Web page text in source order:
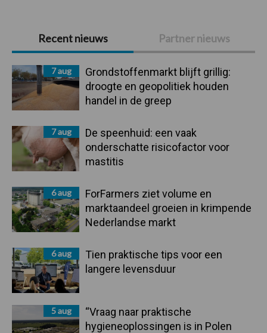
Primaire
Sidebar
Recent nieuws Partner nieuws
7 aug
Grondstoffenmarkt blijft grillig:
droogte en geopolitiek houden
handel in de greep
7 aug
De speenhuid: een vaak
onderschatte risicofactor voor
mastitis
6 aug
ForFarmers ziet volume en
marktaandeel groeien in krimpende
Nederlandse markt
6 aug
Tien praktische tips voor een
langere levensduur
5 aug
“Vraag naar praktische
hygieneoplossingen is in Polen